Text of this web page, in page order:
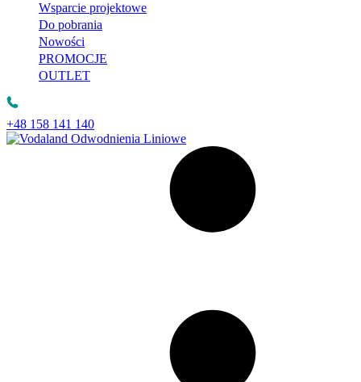
Wsparcie projektowe
Do pobrania
Nowości
PROMOCJE
OUTLET
+48 158 141 140